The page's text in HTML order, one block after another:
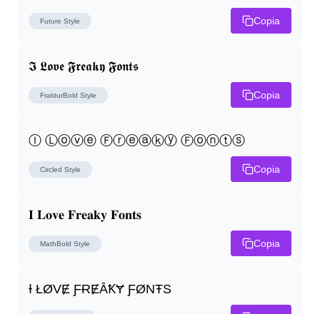
Future Style Copia
𝕴 𝕷𝖔𝖛𝖊 𝕱𝖗𝖊𝖆𝖐𝖞 𝕱𝖔𝖓𝖙𝖘
FrakturBold Style Copia
Ⓘ Ⓛⓞⓥⓔ Ⓕⓡⓔⓐⓚⓨ Ⓕⓞⓝⓣⓢ
Circled Style Copia
𝐈 𝐋𝐨𝐯𝐞 𝐅𝐫𝐞𝐚𝐤𝐲 𝐅𝐨𝐧𝐭𝐬
MathBold Style Copia
Ɨ ŁØVɆ ƑɌɆȂꝀɎ ƑØNŦS